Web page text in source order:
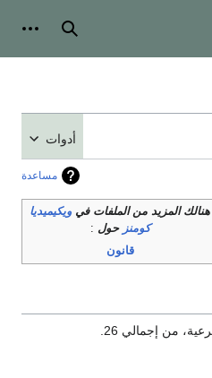
بحث
أدوات
مساعدة
هنالك المزيد من الملفات في ويكيميديا
كومنز حول :
قانون